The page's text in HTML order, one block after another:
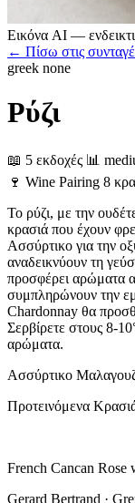
Εικόνα AI —
← Πίσω στις
greek none
Ρύζι
📖 5 εκδοχές 📊
🍷 Wine Pairing 8
Το ρύζι, με την
κρασιά που έχουν
Ασσύρτικο για την
αναδεικνύουν τη
προσφέρει αρώματα
συμπληρώνουν την
Chardonnay θα
Σερβίρετε στους 8-
αρώματα.
Ασσύρτικο
Προτεινόμενα
French Cancan
Gerard Bertrand ·